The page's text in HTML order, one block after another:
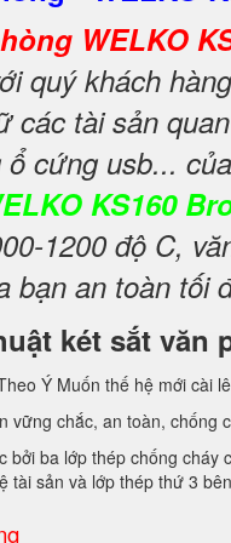
WELKO
quý khách
các tài sản
cứng usb...
KS160
1200 độ C,
bạn an toàn tối
két sắt văn
Ý Muốn thế hệ mới cài
vững chắc, an toàn, chống
bởi ba lớp thép chống cháy
tài sản và lớp thép thứ 3